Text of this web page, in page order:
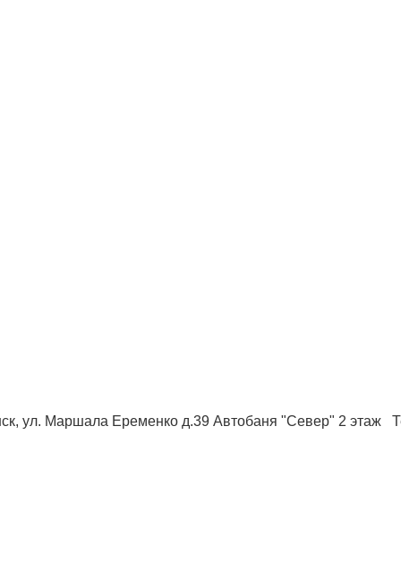
ул. Маршала Еременко д.39 Автобаня "Север" 2 этаж